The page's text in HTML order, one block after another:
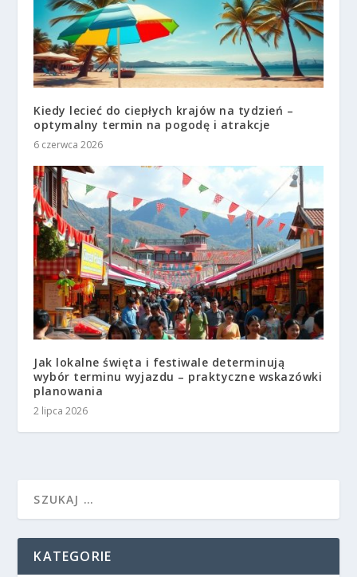
Kiedy lecieć do ciepłych krajów na tydzień –
optymalny termin na pogodę i atrakcje
6 czerwca 2026
Jak lokalne święta i festiwale determinują
wybór terminu wyjazdu – praktyczne wskazówki
planowania
2 lipca 2026
KATEGORIE